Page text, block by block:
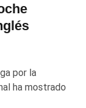
por la
ha mostrado